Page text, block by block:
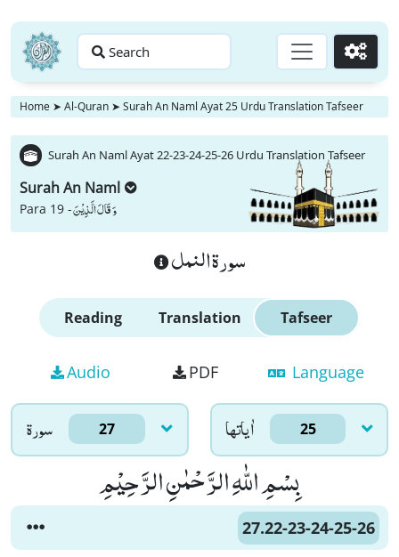
Search Go
Home ➤ Al-Quran ➤ Surah An Naml Ayat 25 Urdu Translation Tafseer
Surah An Naml Ayat 22-23-24-25-26 Urdu Translation Tafseer
Surah An Naml
Para 19 -وَ قَالَ الَّذِیْنَ
سورة النمل
Reading Translation Tafseer
Audio PDF Language
سورۃ 27 اٰياتها 25
بِسْمِ اللّٰهِ الرَّحْمٰنِ الرَّحِیْمِ
27.22-23-24-25-26